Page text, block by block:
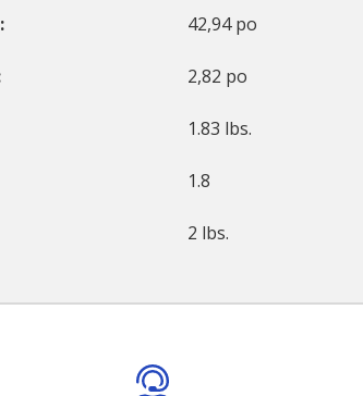
42,94 po
2,82 po
1.83 lbs.
1.8
2 lbs.